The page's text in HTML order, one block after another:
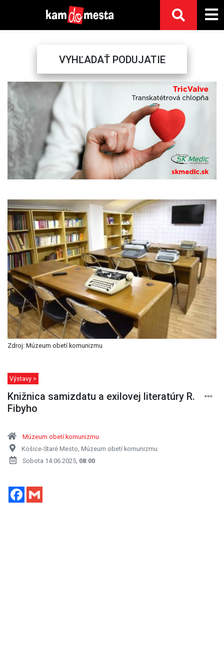
VYHĽADAŤ PODUJATIE
Previous
Zdroj: Múzeum obetí komunizmu
Výstavy >
Knižnica samizdatu a exilovej literatúry R.
Fibyho
Múzeum obetí komunizmu
Košice-Staré Mesto, Múzeum obetí komunizmu
Sobota 14.06.2025, 08:00
Facebook